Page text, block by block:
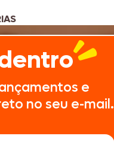
e
no seu e-mail.